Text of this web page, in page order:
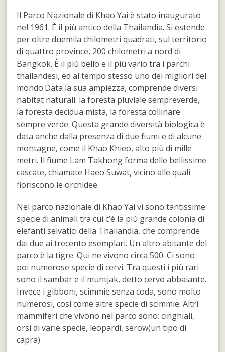
Il Parco Nazionale di Khao Yai è stato inaugurato
nel 1961. È il più antico della Thailandia. Si estende
per oltre duemila chilometri quadrati, sul territorio
di quattro province, 200 chilometri a nord di
Bangkok. È il più bello e il più vario tra i parchi
thailandesi, ed al tempo stesso uno dei migliori del
mondo.Data la sua ampiezza, comprende diversi
habitat naturali: la foresta pluviale sempreverde,
la foresta decidua mista, la foresta collinare
sempre verde. Questa grande diversità biologica è
data anche dalla presenza di due fiumi e di alcune
montagne, come il Khao Khieo, alto più di mille
metri. Il fiume Lam Takhong forma delle bellissime
cascate, chiamate Haeo Suwat, vicino alle quali
fioriscono le orchidee.
Nel parco nazionale di Khao Yai vi sono tantissime
specie di animali tra cui c’è la più grande colonia di
elefanti selvatici della Thailandia, che comprende
dai due ai trecento esemplari. Un altro abitante del
parco è la tigre. Qui ne vivono circa 500. Ci sono
poi numerose specie di cervi. Tra questi i più rari
sono il sambar e il muntjak, detto cervo abbaiante.
Invece i gibboni, scimmie senza coda, sono molto
numerosi, così come altre specie di scimmie. Altri
mammiferi che vivono nel parco sono: cinghiali,
orsi di varie specie, leopardi, serow(un tipo di
capra).